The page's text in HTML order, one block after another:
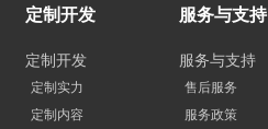
定制开发
定制开发
定制实力
定制内容
服务与支持
服务与支持
售后服务
服务政策